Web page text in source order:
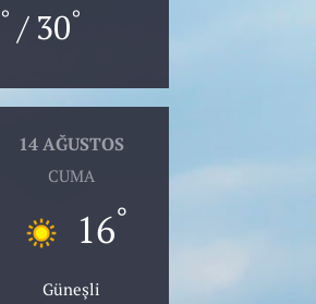
° / 30°
14 AĞUSTOS
CUMA
16°
Güneşli